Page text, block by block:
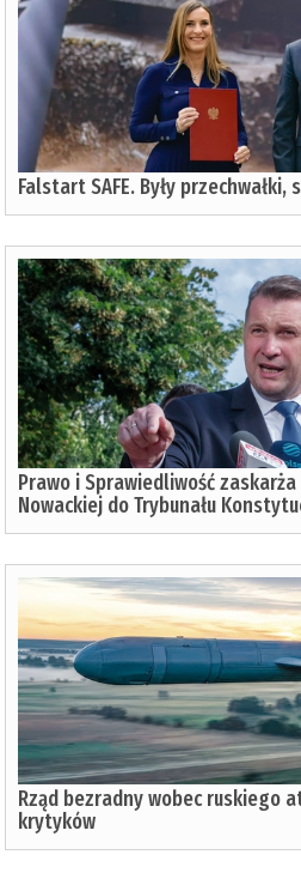
Falstart SAFE. Były przechwałki,
Prawo i Sprawiedliwość
Nowackiej do Trybunału
Rząd bezradny wobec ruskiego
krytyków